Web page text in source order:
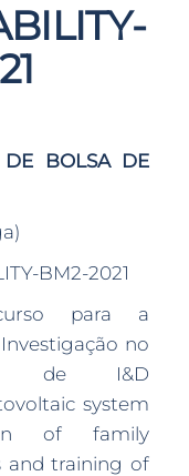
DE BOLSA DE
BM2-2021
para a
no
de I&D
system
of family
and training of